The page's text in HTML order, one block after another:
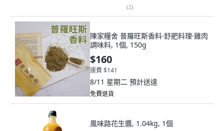
(2)
陳家糧舍 普羅旺斯香料·舒肥料理·雞肉
調味料, 1個, 150g
$160
運費 $141
8/11 星期二 預計送達
免費退貨
風味路花生醬, 1.04kg, 1個